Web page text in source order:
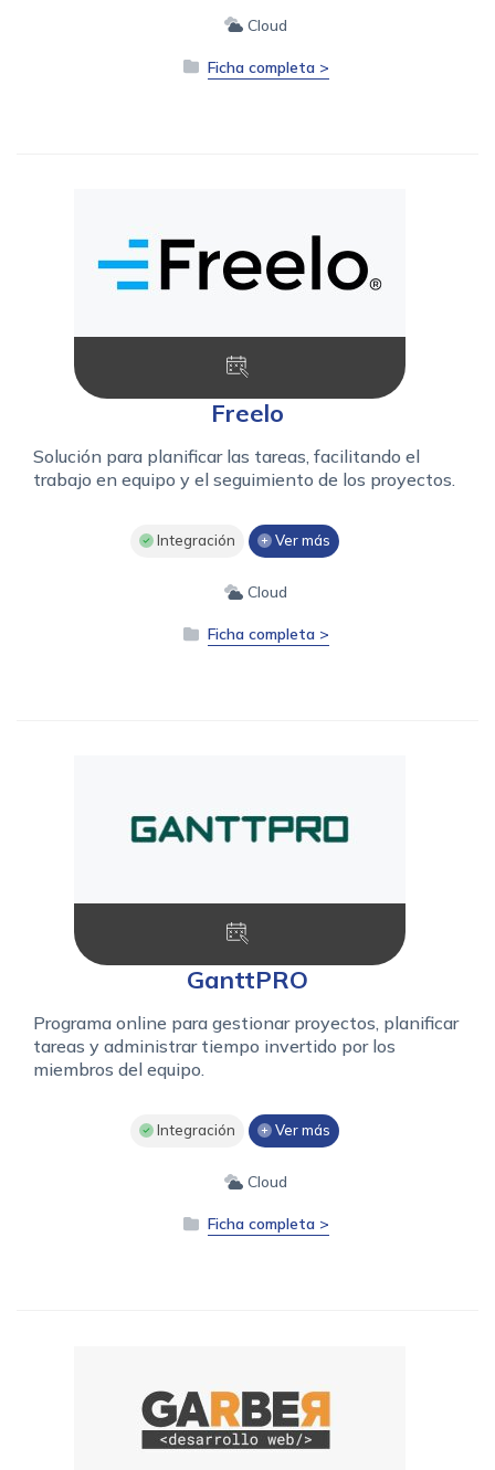
Cloud
Ficha completa >
Freelo
Solución para planificar las tareas, facilitando el
trabajo en equipo y el seguimiento de los proyectos.
Integración Ver más
Cloud
Ficha completa >
GanttPRO
Programa online para gestionar proyectos, planificar
tareas y administrar tiempo invertido por los
miembros del equipo.
Integración Ver más
Cloud
Ficha completa >